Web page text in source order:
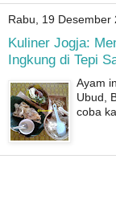
Rabu, 19 Desember
Kuliner Jogja:
Ingkung di Tepi
Ayam
Ubud,
coba